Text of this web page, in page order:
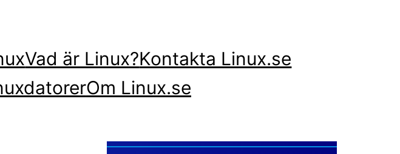
Vad är Linux?Kontakta Linux.se
Om Linux.se